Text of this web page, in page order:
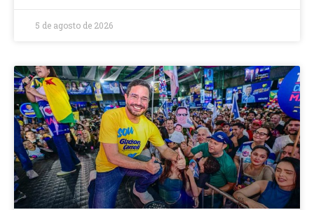
5 de agosto de 2026